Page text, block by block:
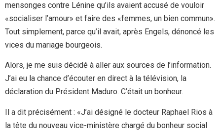
mensonges contre Lénine qu’ils avaient accusé de vouloir
«socialiser l’amour» et faire des «femmes, un bien commun».
Tout simplement, parce qu’il avait, après Engels, dénoncé les
vices du mariage bourgeois.
Alors, je me suis décidé à aller aux sources de l’information.
J’ai eu la chance d’écouter en direct à la télévision, la
déclaration du Président Maduro. C’était un bonheur.
Il a dit précisément : «J’ai désigné le docteur Raphael Rios à
la tête du nouveau vice-ministère chargé du bonheur social